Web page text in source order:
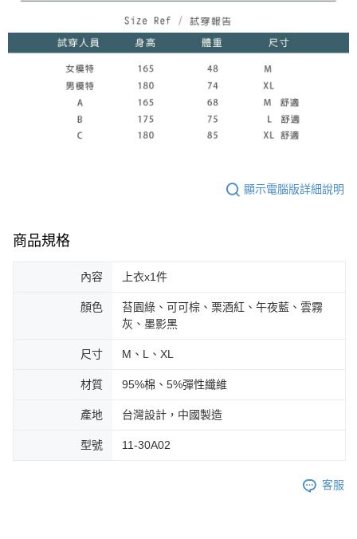
顯示電腦版詳細說明
商品規格
內容 上衣x1件
顏色
苔園綠、可可棕、栗酒紅、午夜藍、雲霧
灰、墨影黑
尺寸 M、L、XL
材質 95%棉、5%彈性纖維
產地 台灣設計，中國製造
型號 11-30A02
客服